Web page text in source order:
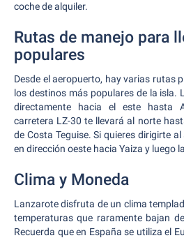
coche de alquiler.
Rutas de manejo para
populares
Desde el aeropuerto, hay varias rutas
los destinos más populares de la isla.
directamente hacia el este hasta
carretera LZ-30 te llevará al norte
de Costa Teguise. Si quieres dirigirte
en dirección oeste hacia Yaiza y luego
Clima y Moneda
Lanzarote disfruta de un clima
temperaturas que raramente bajan
Recuerda que en España se utiliza el